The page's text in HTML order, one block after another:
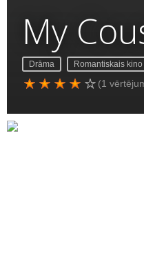
My
Drāma Romantiskais kino
(1